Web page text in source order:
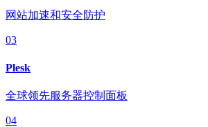
网站加速和安全防护
03
Plesk
全球领先服务器控制面板
04